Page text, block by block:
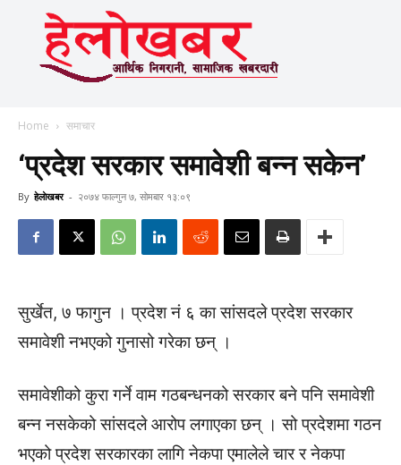
Home समाचार
‘प्रदेश सरकार समावेशी बन्न सकेन’
By हेलाेखबर - २०७४ फाल्गुन ७, सोमबार १३:०९
सुर्खेत, ७ फागुन । प्रदेश नं ६ का सांसदले प्रदेश सरकार
समावेशी नभएको गुनासो गरेका छन् ।
समावेशीको कुरा गर्ने वाम गठबन्धनको सरकार बने पनि समावेशी
बन्न नसकेको सांसदले आरोप लगाएका छन् । सो प्रदेशमा गठन
भएको प्रदेश सरकारका लागि नेकपा एमालेले चार र नेकपा